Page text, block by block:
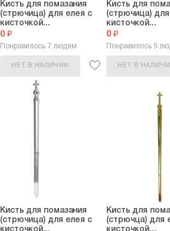
Кисть для помазания
(стрючица) для елея с
кисточкой...
0 ₽
Понравилось 7 людям
НЕТ В НАЛИЧИИ
Кисть для
(стрючица)
кисточкой...
0 ₽
Понравилось 5
НЕТ В
Кисть для помазания
(стрючица) для елея с
Кисть для
(стрючца) для